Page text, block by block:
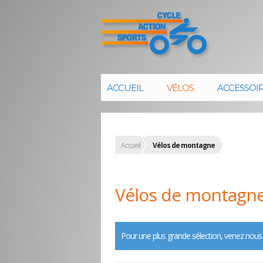
ACCUEIL VÉLOS
Accueil Vélos de montagne
Vélos de
Pour une plus grande sélection, venez